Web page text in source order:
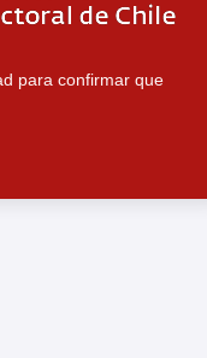
para confirmar que